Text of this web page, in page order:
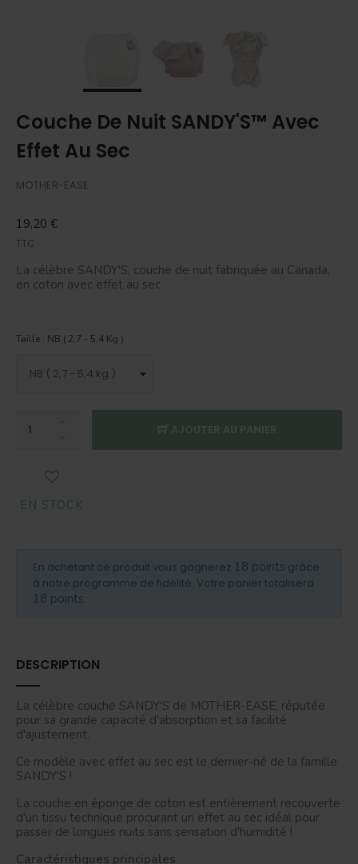
Couche De Nuit SANDY'S™ Avec
Effet Au Sec
MOTHER-EASE
19,20 €
TTC
La célèbre SANDY'S, couche de nuit fabriquée au Canada,
en coton avec effet au sec
Taille : NB ( 2,7 - 5,4 Kg )
AJOUTER AU PANIER
EN STOCK
En achetant ce produit vous gagnerez 18 points grâce
à notre programme de fidélité. Votre panier totalisera
18 points.
DESCRIPTION
La célèbre couche SANDY'S de MOTHER-EASE, réputée
pour sa grande capacité d'absorption et sa facilité
d'ajustement.
Ce modèle avec effet au sec est le dernier-né de la famille
SANDY'S !
La couche en éponge de coton est entièrement recouverte
d'un tissu technique procurant un effet au sec idéal pour
passer de longues nuits sans sensation d'humidité !
Caractéristiques principales